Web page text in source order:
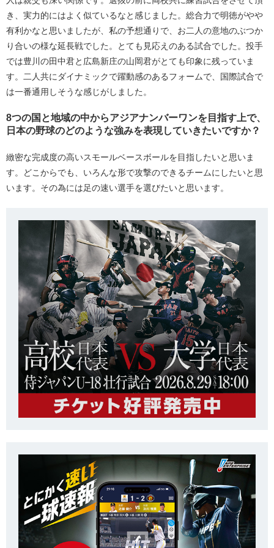
き、実力的にはよく似ているなと感じました。総合力で明徳がやや
有利かなと思いましたが、私の予想通りで、お二人の意地のぶつか
り合いの様な延長戦でした。とても見応えのある試合でした。投手
では豊川の田中君と広島新庄の山岡君がとても印象に残っていま
す。二人共にダイナミックで躍動感のあるフォームで、国際試合で
は一番通用しそうな感じがしました。
8つの国と地域の中からアジアナンバーワンを目指す上で、
日本の野球のどのような強みを表現していきたいですか？
緻密な完成度の高いスモールベースボールを目指したいと思いま
す。どこからでも、いろんな形で攻撃のできるチームにしたいと思
います。その為には足の速い選手を選びたいと思います。